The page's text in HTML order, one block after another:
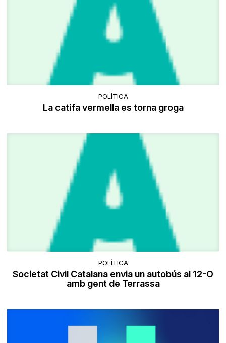
POLÍTICA
La catifa vermella es torna groga
POLÍTICA
Societat Civil Catalana envia un autobús al 12-O
amb gent de Terrassa